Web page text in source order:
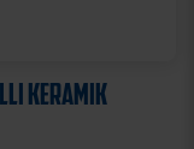
KERAMIK